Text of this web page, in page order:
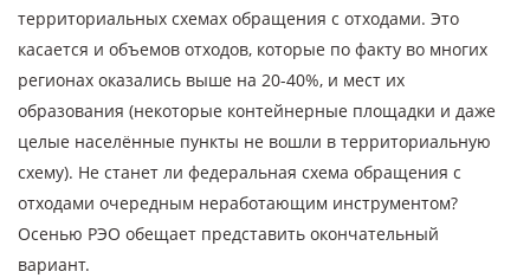
территориальных схемах обращения с отходами. Это
касается и объемов отходов, которые по факту во многих
регионах оказались выше на 20-40%, и мест их
образования (некоторые контейнерные площадки и даже
целые населённые пункты не вошли в территориальную
схему). Не станет ли федеральная схема обращения с
отходами очередным неработающим инструментом?
Осенью РЭО обещает представить окончательный
вариант.